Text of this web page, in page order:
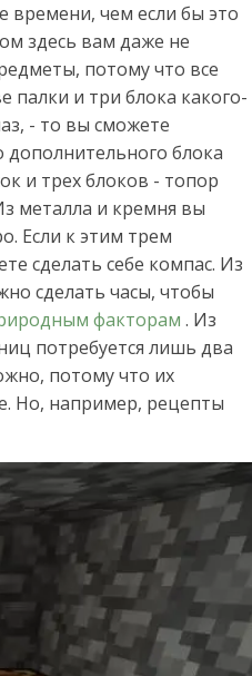
времени, чем если бы это
здесь вам даже не
потому что все
палки и три блока какого-
- то вы сможете
блока
и трех блоков - топор
металла и кремня вы
Если к этим трем
сделать себе компас. Из
сделать часы, чтобы
факторам . Из
потребуется лишь два
потому что их
Но, например, рецепты